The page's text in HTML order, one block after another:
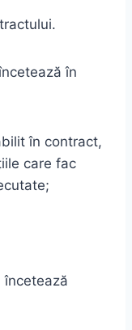
în
în contract,
care fac